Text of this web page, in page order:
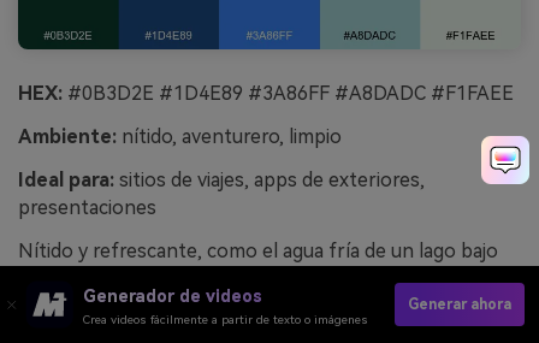
HEX: #0B3D2E #1D4E89 #3A86FF #A8DADC #F1FAEE
Ambiente: nítido, aventurero, limpio
Ideal para: sitios de viajes, apps de exteriores,
presentaciones
Nítido y refrescante, como el agua fría de un lago bajo
laderas siempre verdes. Los tonos azules realzan la base
verde y crean una sensación limpia y confiable para
productos digitales. Combina con mucho marfil y usa el
Generador de videos
Crea videos fácilmente a partir de texto o imágenes
Generar ahora